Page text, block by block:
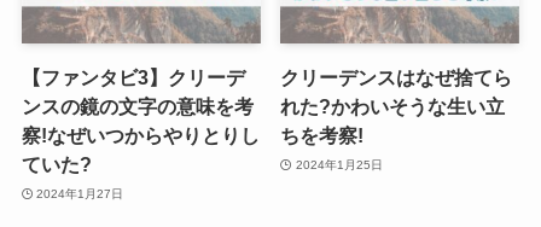
【ファンタビ3】クリーデ
ンスの鏡の文字の意味を考
察!なぜいつからやりとりし
ていた?
2024年1月27日
クリーデンスはなぜ捨てら
れた?かわいそうな生い立
ちを考察!
2024年1月25日